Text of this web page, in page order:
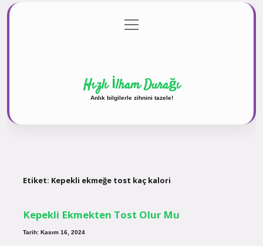
Gizlilik Politikası
menüyü
aç
Hızlı İlham Durağı
Anlık bilgilerle zihnini tazele!
Etiket: Kepekli ekmeğe tost kaç kalori
Kepekli Ekmekten Tost Olur Mu
Tarih: Kasım 16, 2024